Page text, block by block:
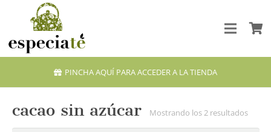
PINCHA AQUÍ PARA ACCEDER A LA TIENDA
cacao sin azúcar Mostrando los 2 resultados
por